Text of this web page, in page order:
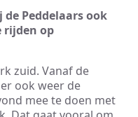
Peddelaars ook
rijden op
zuid. Vanaf de
ook weer de
mee te doen met